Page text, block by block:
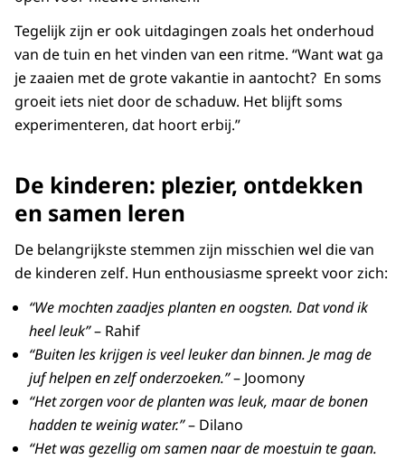
Tegelijk zijn er ook uitdagingen zoals het onderhoud
van de tuin en het vinden van een ritme. “Want wat ga
je zaaien met de grote vakantie in aantocht? En soms
groeit iets niet door de schaduw. Het blijft soms
experimenteren, dat hoort erbij.”
De kinderen: plezier, ontdekken
en samen leren
De belangrijkste stemmen zijn misschien wel die van
de kinderen zelf. Hun enthousiasme spreekt voor zich:
“We mochten zaadjes planten en oogsten. Dat vond ik
heel leuk”– Rahif
“Buiten les krijgen is veel leuker dan binnen. Je mag de
juf helpen en zelf onderzoeken.”– Joomony
“Het zorgen voor de planten was leuk, maar de bonen
hadden te weinig water.”– Dilano
“Het was gezellig om samen naar de moestuin te gaan.